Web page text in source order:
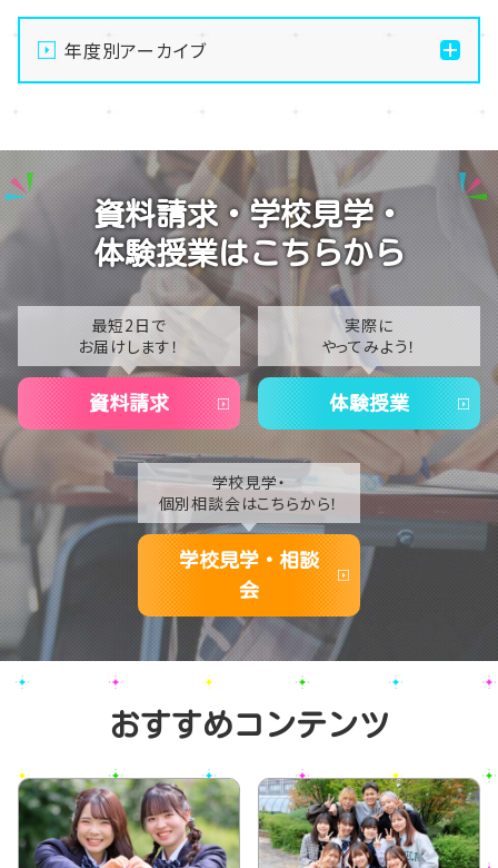
【なんば】体験授業で高級感のあるマンゴータルト作り
ました！🥭✨
【なんば】キラリと輝く宝物✨「光るハーバリウム」作り
【なんば】校舎紹介の「自習室編」✨
【なんば】笑顔が溢れたオープンスクール😊在校生の
温かいお出迎えで素敵な1日に🌷
【なんば】夏季休校期間のお知らせ🍉
年度別アーカイブ
2025
2024
2023
2021
2020
資料請求・学校見学・
体験授業はこちらから
最短2日で
お届けします！
資料請求
実際に
やってみよう！
体験授業
学校見学・
個別相談会はこちらから！
学校見学・相談
会
おすすめコンテンツ